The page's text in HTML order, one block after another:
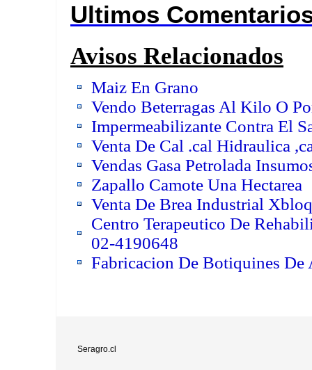
Ultimos
Avisos Relacionados
Maiz En Grano
Vendo Beterragas Al Kilo O
Impermeabilizante Contra El
Venta De Cal .cal Hidraulica
Vendas Gasa Petrolada
Zapallo Camote Una Hectarea
Venta De Brea Industrial
Centro Terapeutico De
02-4190648
Fabricacion De Botiquines
Seragro.cl